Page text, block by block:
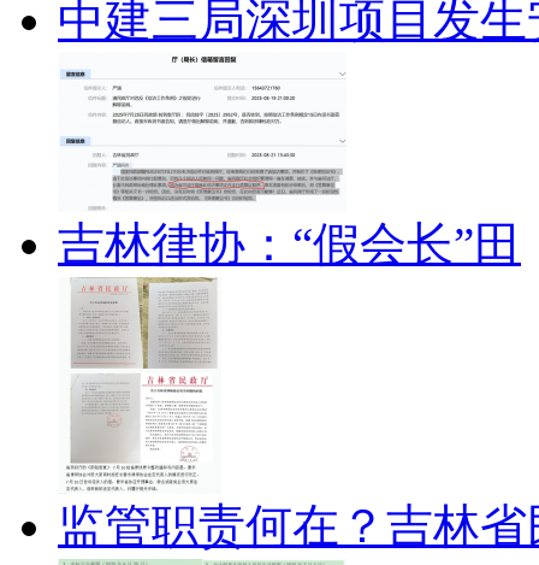
中建三局深圳项目发生
吉林律协：“假会长”田
监管职责何在？吉林省